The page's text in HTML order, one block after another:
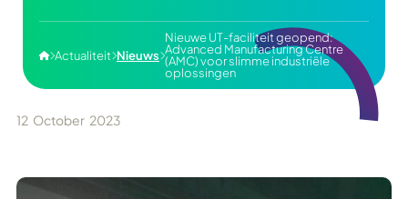
Actualiteit Nieuws 
Nieuwe UT-faciliteit geopend:
Advanced Manufacturing Centre
(AMC) voor slimme industriële
oplossingen
12 October 2023